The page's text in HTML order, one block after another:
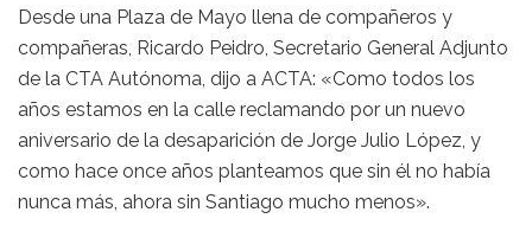
Desde una Plaza de Mayo llena de compañeros y
compañeras, Ricardo Peidro, Secretario General Adjunto
de la CTA Autónoma, dijo a ACTA: «Como todos los
años estamos en la calle reclamando por un nuevo
aniversario de la desaparición de Jorge Julio López, y
como hace once años planteamos que sin él no había
nunca más, ahora sin Santiago mucho menos».